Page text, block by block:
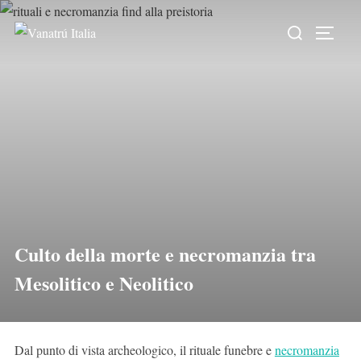
Culto della morte e necromanzia tra
Mesolitico e Neolitico
Dal punto di vista archeologico, il rituale funebre enecromanzia